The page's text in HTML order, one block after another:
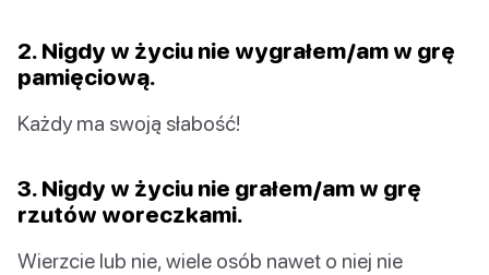
2. Nigdy w życiu nie wygrałem/am w grę
pamięciową.
Każdy ma swoją słabość!
3. Nigdy w życiu nie grałem/am w grę
rzutów woreczkami.
Wierzcie lub nie, wiele osób nawet o niej nie